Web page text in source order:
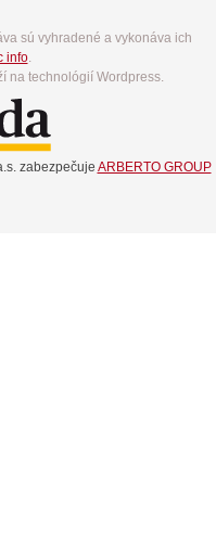
sú vyhradené a vykonáva ich
info.
na technológií Wordpress.
zabezpečuje ARBERTO GROUP